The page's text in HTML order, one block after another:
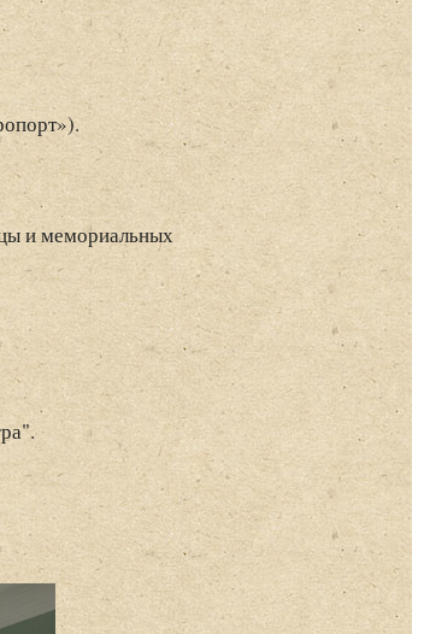
и мемориальных